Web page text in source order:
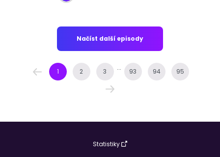
Načíst další episody
1 2 3 ... 93 94 95
Statistiky